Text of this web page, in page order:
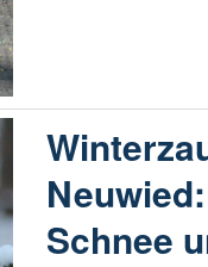
Schnee